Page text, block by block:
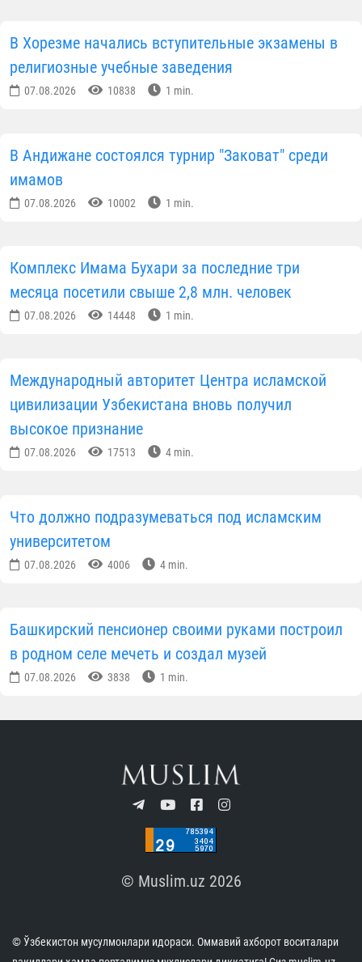
В Хорезме начались вступительные экзамены в
религиозные учебные заведения
07.08.2026 10838 1 min.
В Андижане состоялся турнир "Заковат" среди
имамов
07.08.2026 10002 1 min.
Комплекс Имама Бухари за последние три
месяца посетили свыше 2,8 млн. человек
07.08.2026 14448 1 min.
Международный авторитет Центра исламской
цивилизации Узбекистана вновь получил
высокое признание
07.08.2026 17513 4 min.
Что должно подразумеваться под исламским
университетом
07.08.2026 4006 4 min.
Башкирский пенсионер своими руками построил
в родном селе мечеть и создал музей
07.08.2026 3838 1 min.
© Muslim.uz 2026
© Ўзбекистон мусулмонлари идораси. Оммавий ахборот воситалари